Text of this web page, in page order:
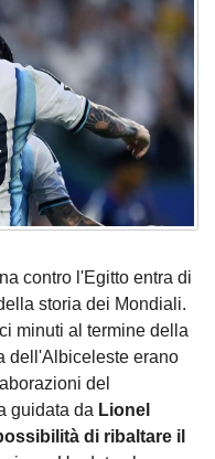
contro l'Egitto entra di
storia dei Mondiali.
minuti al termine della
dell'Albiceleste erano
del
guidata da Lionel
di ribaltare il